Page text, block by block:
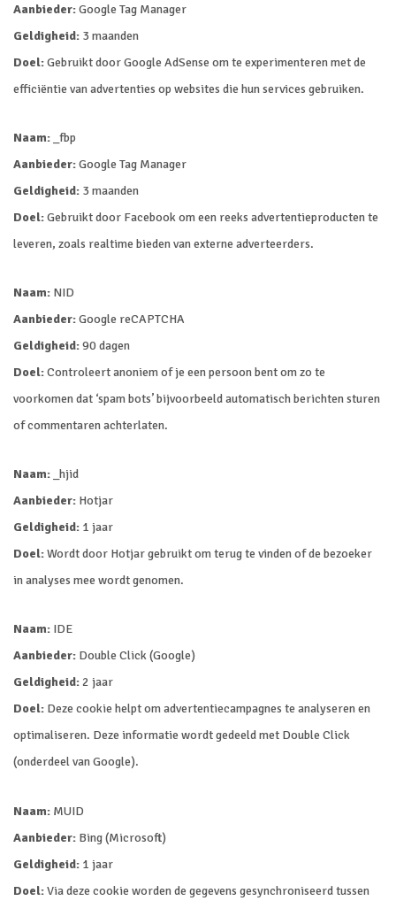
Aanbieder:Google Tag Manager
Geldigheid: 3 maanden
Doel:Gebruikt door Google AdSense om te experimenteren met de
efficiëntie van advertenties op websites die hun services gebruiken.
Naam: _fbp
Aanbieder:Google Tag Manager
Geldigheid: 3 maanden
Doel:Gebruikt door Facebook om een reeks advertentieproducten te
leveren, zoals realtime bieden van externe adverteerders.
Naam: NID
Aanbieder:Google reCAPTCHA
Geldigheid:90 dagen
Doel:Controleert anoniem of je een persoon bent om zo te
voorkomen dat ‘spam bots’ bijvoorbeeld automatisch berichten sturen
of commentaren achterlaten.
Naam: _hjid
Aanbieder: Hotjar
Geldigheid: 1 jaar
Doel:Wordt door Hotjar gebruikt om terug te vinden of de bezoeker
in analyses mee wordt genomen.
Naam: IDE
Aanbieder: Double Click (Google)
Geldigheid:2 jaar
Doel: Deze cookie helpt om advertentiecampagnes te analyseren en
optimaliseren. Deze informatie wordt gedeeld met Double Click
(onderdeel van Google).
Naam: MUID
Aanbieder: Bing (Microsoft)
Geldigheid: 1 jaar
Doel:Via deze cookie worden de gegevens gesynchroniseerd tussen